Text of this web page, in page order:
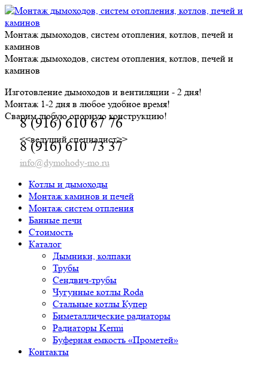
Skip
to
content
Монтаж дымоходов, систем отопления, котлов, печей и
каминов
Монтаж дымоходов, систем отопления, котлов, печей и
каминов
Изготовление дымоходов и вентиляции - 2 дня!
Монтаж 1-2 дня в любое удобное время!
Сварим любую опорную конструкцию!
8 (916) 610 67 76
<<ведущий специалист>>
8 (916) 610 73 37
info@dymohody-mo.ru
Котлы и дымоходы
Монтаж каминов и печей
Монтаж систем отпления
Банные печи
Стоимость
Каталог
Дымники, колпаки
Трубы
Сендвич-трубы
Чугунные котлы Roda
Стальные котлы Купер
Биметаллические радиаторы
Радиаторы Kermi
Буферная емкость «Прометей»
Контакты